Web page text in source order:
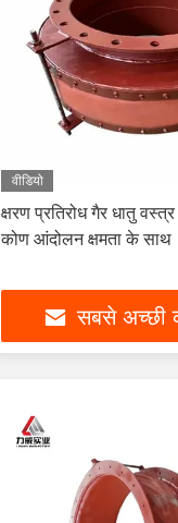
वीडियो
क्षरण प्रतिरोध गैर धातु वस्त्र
कोण आंदोलन क्षमता के साथ
सबसे अच्छी